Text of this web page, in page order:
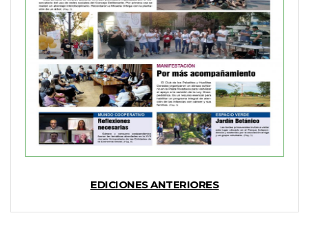
EDICIONES ANTERIORES